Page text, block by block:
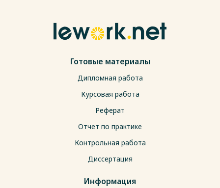
Готовые материалы
Дипломная работа
Курсовая работа
Реферат
Отчет по практике
Контрольная работа
Диссертация
Информация